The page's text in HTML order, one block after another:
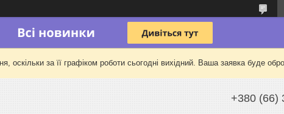
за її графіком роботи сьогодні вихідний. Ваша заявка буде
+380 (66)